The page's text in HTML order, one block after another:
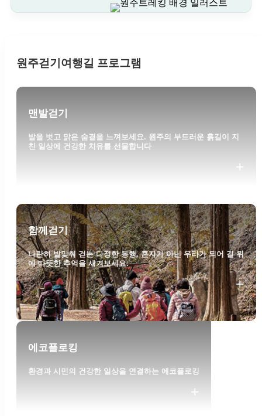
원주걷기여행길 프로그램
맨발걷기
발을 벗고 맑은 숨결을 느껴보세요. 원주의 부드러운 흙길이 지
친 일상에 건강한 치유를 선물합니다
+
함께걷기
나란히 발맞춰 걷는 다정한 동행. 혼자가 아닌 우리가 되어 길 위
에 따뜻한 추억을 새겨보세요.
+
에코플로킹
환경과 시민의 건강한 일상을 연결하는 에코플로킹
+